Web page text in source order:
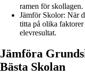
ramen för skollagen.
Jämför Skolor: När
titta på olika
elevresultat.
Jämföra
Bästa Skolan